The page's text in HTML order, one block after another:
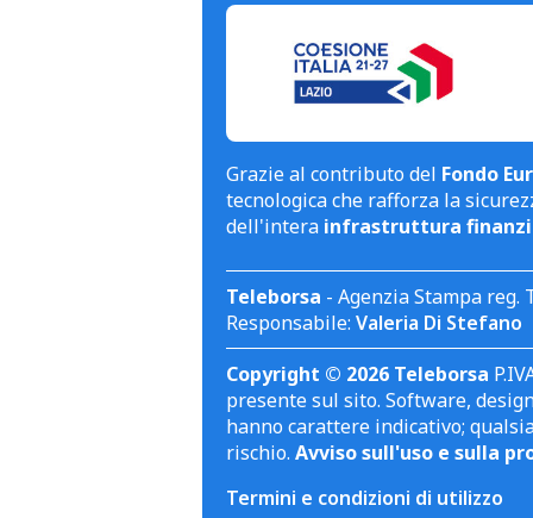
Grazie al contributo del Fondo
tecnologica che rafforza la
dell'intera infrastruttura
Teleborsa - Agenzia Stampa
Responsabile: Valeria Di Stefano
Copyright © 2026 Teleborsa
presente sul sito. Software,
hanno carattere indicativo;
rischio. Avviso sull'uso e sulla
Termini e condizioni di utilizzo